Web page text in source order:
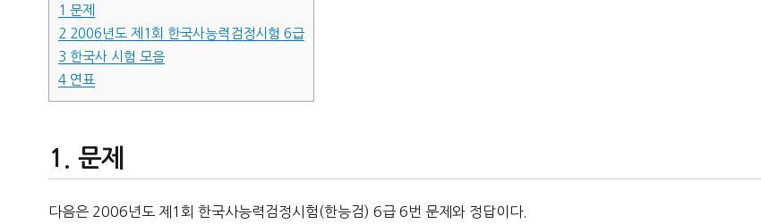
1 문제
2 2006년도 제1회 한국사능력검정시험 6급
3 한국사 시험 모음
4 연표
문제
다음은 2006년도 제1회 한국사능력검정시험(한능검) 6급 6번 문제와 정답이다.